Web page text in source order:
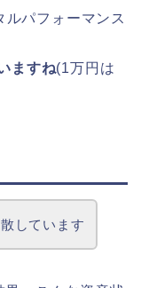
パフォーマンス
ますね(1万円は
しています